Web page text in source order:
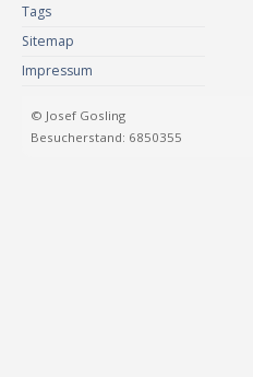
Tags
Sitemap
Impressum
© Josef Gosling
Besucherstand: 6850355